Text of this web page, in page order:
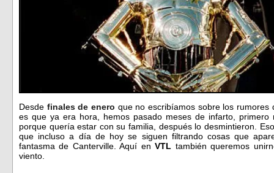
Desde finales de enero que no escribíamos sobre los
es que ya era hora, hemos pasado meses de infarto, primero
porque quería estar con su familia, después lo desmintieron.
que incluso a día de hoy se siguen filtrando cosas que
fantasma de Canterville. Aquí enVTL también queremos
viento.